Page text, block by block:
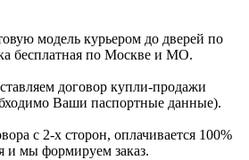
модель курьером до дверей по
бесплатная по Москве и МО.
договор купли-продажи
Ваши паспортные данные).
с 2-х сторон, оплачивается 100%
и мы формируем заказ.